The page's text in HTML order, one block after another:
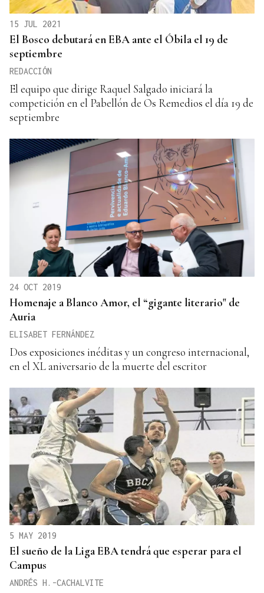
15 JUL 2021
El Bosco debutará en EBA ante el Óbila el 19 de
septiembre
REDACCIÓN
El equipo que dirige Raquel Salgado iniciará la
competición en el Pabellón de Os Remedios el día 19 de
septiembre
24 OCT 2019
Homenaje a Blanco Amor, el “gigante literario" de
Auria
ELISABET FERNÁNDEZ
Dos exposiciones inéditas y un congreso internacional,
en el XL aniversario de la muerte del escritor
5 MAY 2019
El sueño de la Liga EBA tendrá que esperar para el
Campus
ANDRÉS H.-CACHALVITE